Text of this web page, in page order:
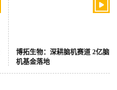

博拓生物：深耕脑机赛道 2亿脑
机基金落地